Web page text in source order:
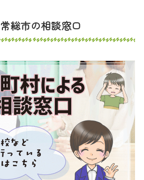
常総市の相談窓口